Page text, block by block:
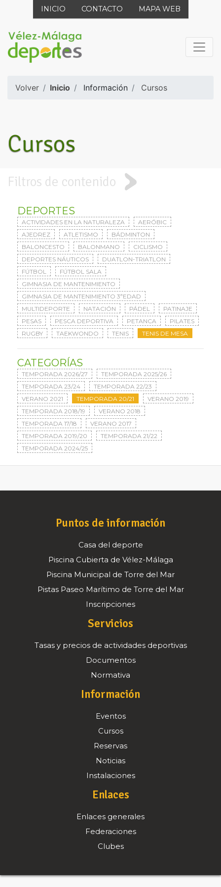
INICIO CONTACTO MAPA WEB
Volver Inicio Información Cursos
Cursos
Filtros de contenido
DEPORTES
ACTIVIDADES EN LA NATURALEZA
AERÓBIC
AJEDREZ
ATLETISMO
BÁDMINTON
BALONCESTO
BALONMANO
CICLISMO
DEPORTES NÁUTICOS
DUATLON-TRIATLON
FÚTBOL
FÚTBOL SALA
GIMNASIA DE MANTENIMIENTO
GIMNASIA DE MANTENIMIENTO 3ªEDAD
MULTIDEPORTE
NATACIÓN PÁDEL
PATINAJE
PESAS
PESCA DEPORTIVA PETANCA
PILATES
RUGBY
TAEKWONDO TENIS TENIS DE MESA
CATEGORÍAS
TEMPORADA 2026/27
TEMPORADA 2025/26
TEMPORADA 23/24
TEMPORADA 22/23
VERANO 2021
TEMPORADA 20/21
VERANO 2019
TEMPORADA 2018/19
VERANO 2018
TEMPORADA 17/18
VERANO 2017
TEMPORADA 2019/20
TEMPORADA 21/22
TEMPORADA 2024/25
Puntos de información
Casa del deporte
Piscina Cubierta de Vélez-Málaga
Piscina Municipal de Torre del Mar
Pistas Paseo Marítimo de Torre del Mar
Inscripciones
Servicios
Tasas y precios de actividades deportivas
Documentos
Normativa
Información
Eventos
Cursos
Reservas
Noticias
Instalaciones
Enlaces
Enlaces generales
Federaciones
Clubes